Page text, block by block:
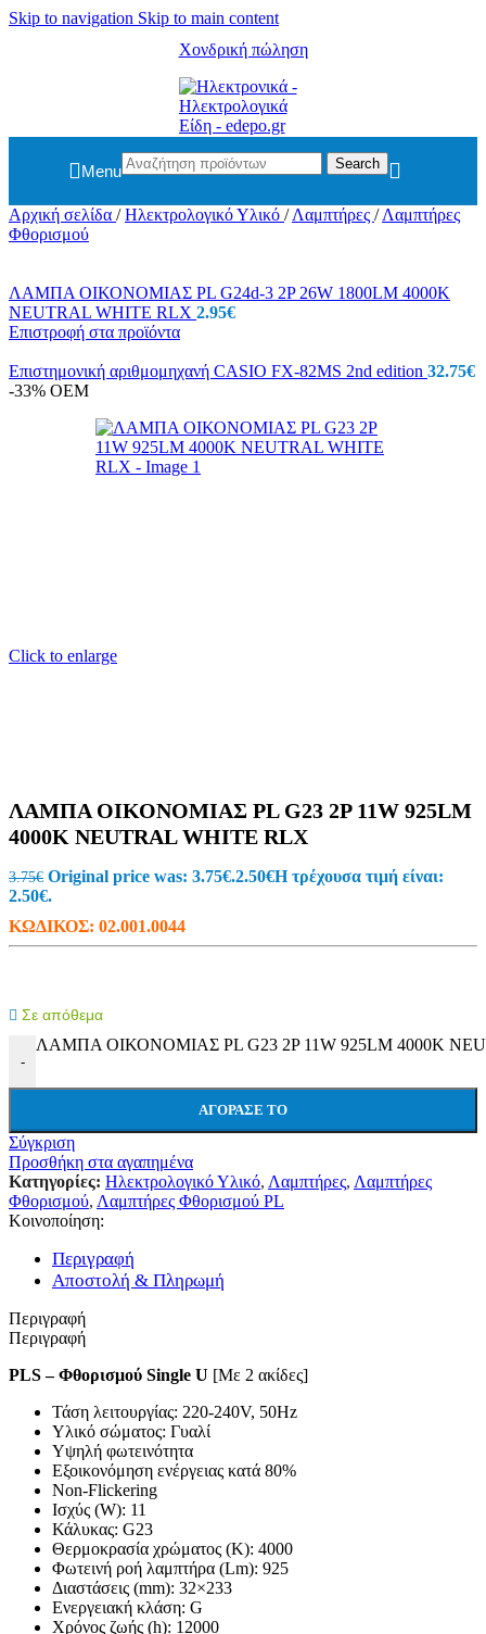
Skip to navigation Skip to main content
Χονδρική πώληση
Menu Search
Αρχική σελίδα / Ηλεκτρολογικό Υλικό / Λαμπτήρες / Λαμπτήρες
Φθορισμού
ΛΑΜΠΑ ΟΙΚΟΝΟΜΙΑΣ PL G24d-3 2P 26W 1800LM 4000K
NEUTRAL WHITE RLX 2.95€
Επιστροφή στα προϊόντα
Επιστημονική αριθμομηχανή CASIO FX-82MS 2nd edition 32.75€
-33% OEM
Click to enlarge
ΛΑΜΠΑ ΟΙΚΟΝΟΜΙΑΣ PL G23 2P 11W 925LM
4000K NEUTRAL WHITE RLX
3.75€ Original price was: 3.75€.2.50€Η τρέχουσα τιμή είναι:
2.50€.
ΚΩΔΙΚΟΣ: 02.001.0044
Σε απόθεμα
-
ΛΑΜΠΑ ΟΙΚΟΝΟΜΙΑΣ PL G23 2P 11W 925LM 4000K
ΑΓΌΡΑΣΕ ΤΟ
Σύγκριση
Προσθήκη στα αγαπημένα
Κατηγορίες: Ηλεκτρολογικό Υλικό, Λαμπτήρες, Λαμπτήρες
Φθορισμού, Λαμπτήρες Φθορισμού PL
Κοινοποίηση:
Περιγραφή
Αποστολή & Πληρωμή
Περιγραφή
Περιγραφή
PLS – Φθορισμού Single U [Με 2 ακίδες]
Τάση λειτουργίας: 220-240V, 50Hz
Υλικό σώματος: Γυαλί
Υψηλή φωτεινότητα
Εξοικονόμηση ενέργειας κατά 80%
Non-Flickering
Ισχύς (W): 11
Κάλυκας: G23
Θερμοκρασία χρώματος (Κ): 4000
Φωτεινή ροή λαμπτήρα (Lm): 925
Διαστάσεις (mm): 32×233
Ενεργειακή κλάση: G
Χρόνος ζωής (h): 12000